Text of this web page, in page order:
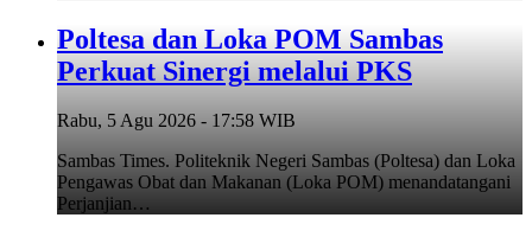
Poltesa dan Loka POM Sambas
Perkuat Sinergi melalui PKS
Rabu, 5 Agu 2026 - 17:58 WIB
Sambas Times. Politeknik Negeri Sambas (Poltesa) dan Loka
Pengawas Obat dan Makanan (Loka POM) menandatangani
Perjanjian…